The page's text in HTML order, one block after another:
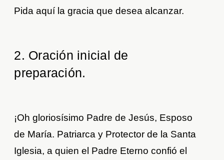
Pida aquí la gracia que desea alcanzar.
2. Oración inicial de
preparación.
¡Oh gloriosísimo Padre de Jesús, Esposo
de María. Patriarca y Protector de la Santa
Iglesia, a quien el Padre Eterno confió el